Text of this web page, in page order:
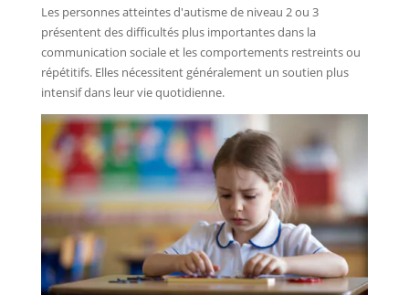
Les personnes atteintes d'autisme de niveau 2 ou 3
présentent des difficultés plus importantes dans la
communication sociale et les comportements restreints ou
répétitifs. Elles nécessitent généralement un soutien plus
intensif dans leur vie quotidienne.